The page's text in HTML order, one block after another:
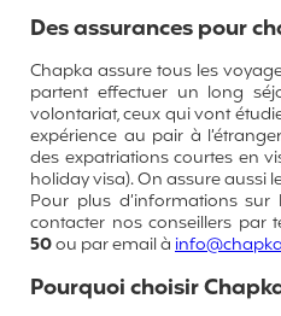
Des assurances pour
Chapka assure tous les
partent effectuer un long
volontariat, ceux qui vont
expérience au pair à
des expatriations courtes en
holiday visa). On assure aussi
Pour plus d’informations sur
contacter nos conseillers par
50ou par email à
Pourquoi choisir